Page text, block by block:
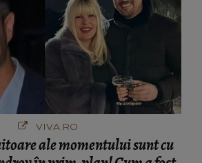
VIVA.RO
ale momentului sunt cu